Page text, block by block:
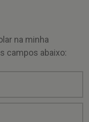
na minha
campos abaixo: